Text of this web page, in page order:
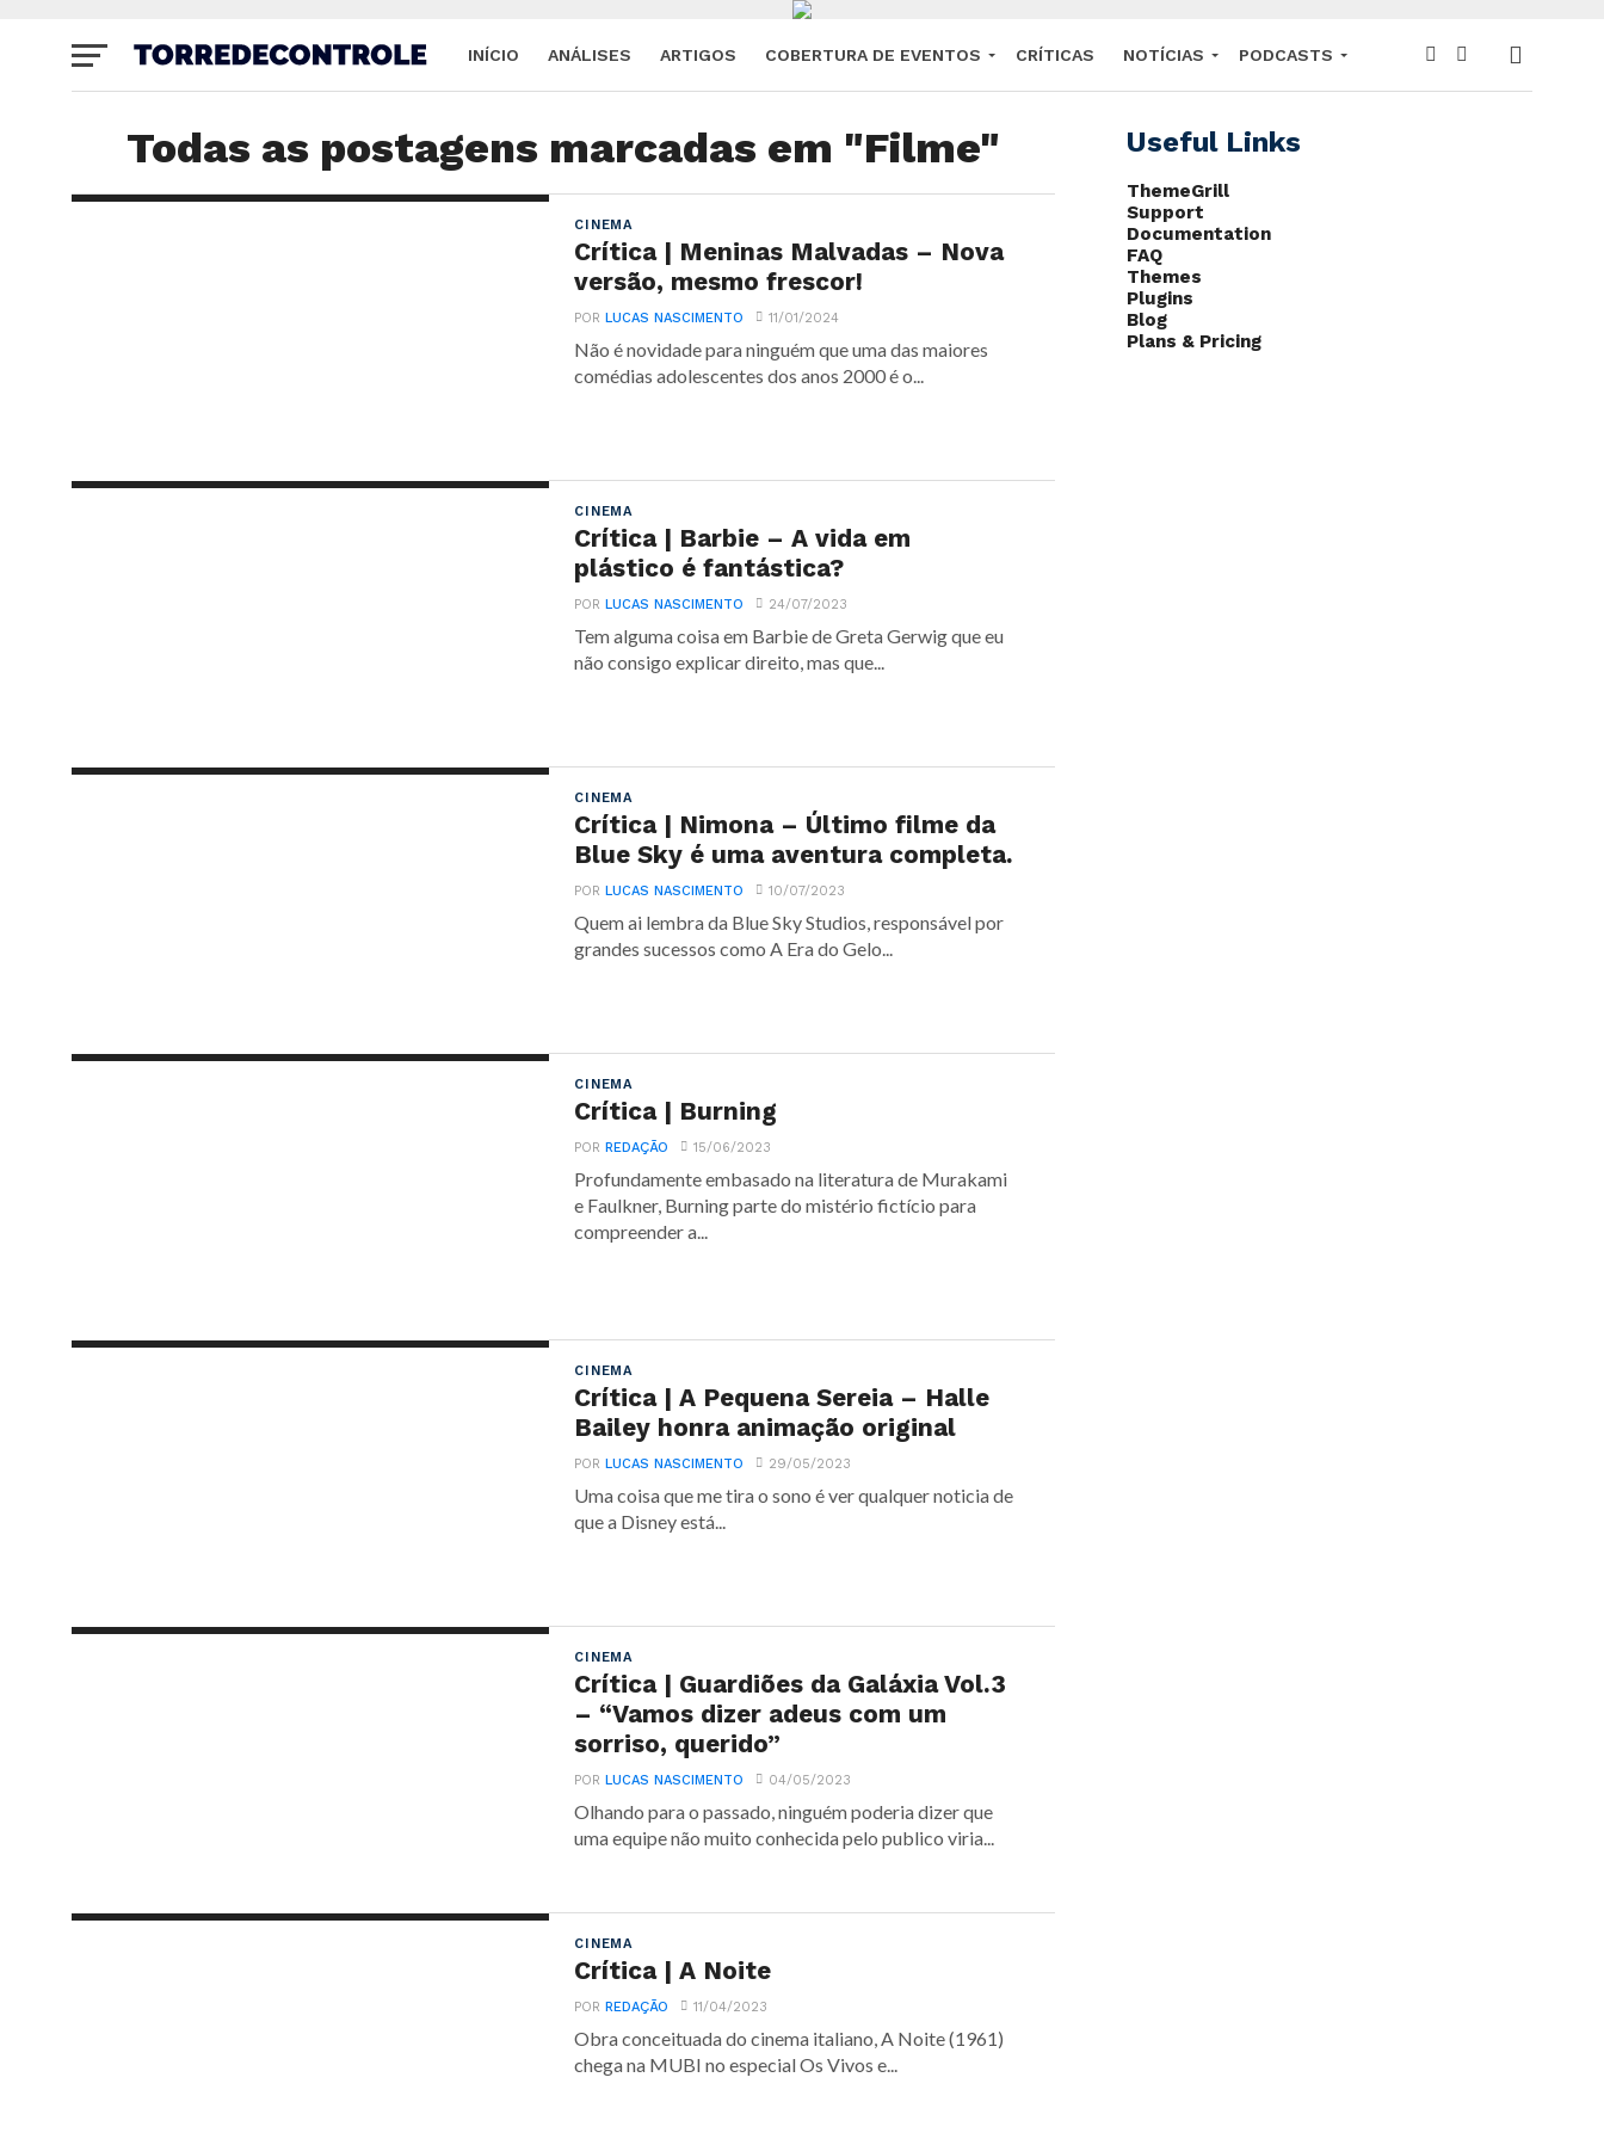
INÍCIO ANÁLISES ARTIGOS COBERTURA DE EVENTOS CRÍTICAS NOTÍCIAS PODCASTS
Todas as postagens marcadas em "Filme"
CINEMA
Crítica | Meninas Malvadas – Nova
versão, mesmo frescor!
PORLUCAS NASCIMENTO 11/01/2024
Não é novidade para ninguém que uma das maiores
comédias adolescentes dos anos 2000 é o...
CINEMA
Crítica | Barbie – A vida em
plástico é fantástica?
PORLUCAS NASCIMENTO 24/07/2023
Tem alguma coisa em Barbie de Greta Gerwig que eu
não consigo explicar direito, mas que...
CINEMA
Crítica | Nimona – Último filme da
Blue Sky é uma aventura completa.
PORLUCAS NASCIMENTO 10/07/2023
Quem ai lembra da Blue Sky Studios, responsável por
grandes sucessos como A Era do Gelo...
CINEMA
Crítica | Burning
PORREDAÇÃO 15/06/2023
Profundamente embasado na literatura de Murakami
e Faulkner, Burning parte do mistério fictício para
compreender a...
CINEMA
Crítica | A Pequena Sereia – Halle
Bailey honra animação original
PORLUCAS NASCIMENTO 29/05/2023
Uma coisa que me tira o sono é ver qualquer noticia de
que a Disney está...
CINEMA
Crítica | Guardiões da Galáxia Vol.3
– “Vamos dizer adeus com um
sorriso, querido”
PORLUCAS NASCIMENTO 04/05/2023
Olhando para o passado, ninguém poderia dizer que
uma equipe não muito conhecida pelo publico viria...
CINEMA
Crítica | A Noite
PORREDAÇÃO 11/04/2023
Obra conceituada do cinema italiano, A Noite (1961)
chega na MUBI no especial Os Vivos e...
Useful Links
ThemeGrill
Support
Documentation
FAQ
Themes
Plugins
Blog
Plans & Pricing